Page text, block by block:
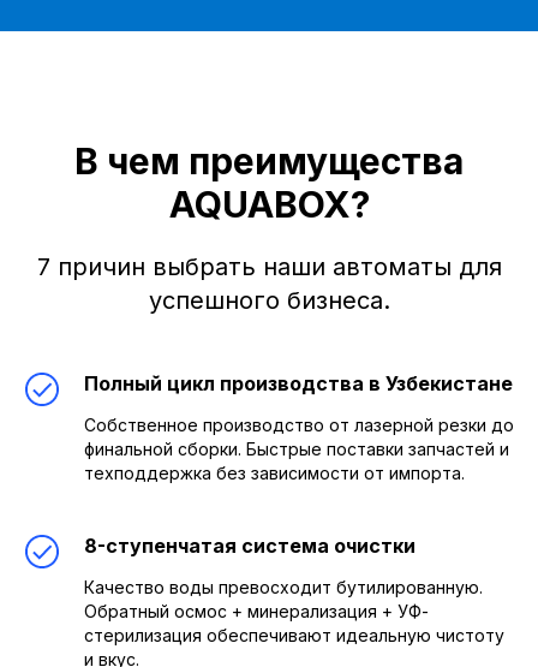
В чем преимущества
AQUABOX?
7 причин выбрать наши автоматы для
успешного бизнеса.
Полный цикл производства в Узбекистане
Собственное производство от лазерной резки до
финальной сборки. Быстрые поставки запчастей и
техподдержка без зависимости от импорта.
8-ступенчатая система очистки
Качество воды превосходит бутилированную.
Обратный осмос + минерализация + УФ-
стерилизация обеспечивают идеальную чистоту
и вкус.